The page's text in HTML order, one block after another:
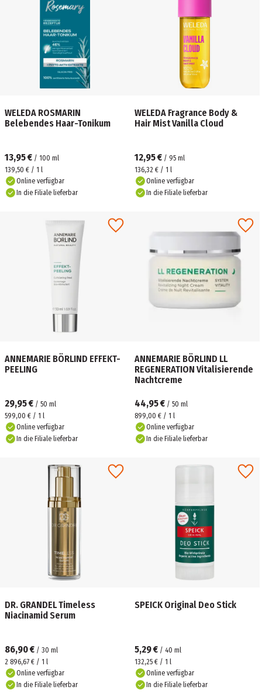
WELEDA ROSMARIN
Belebendes Haar-Tonikum
13,95 € / 100 ml
139,50 € / 1 l
Online verfügbar
In die Filiale lieferbar
WELEDA Fragrance Body &
Hair Mist Vanilla Cloud
12,95 € / 95 ml
136,32 € / 1 l
Online verfügbar
In die Filiale lieferbar
ANNEMARIE BÖRLIND EFFEKT-
PEELING
29,95 € / 50 ml
599,00 € / 1 l
Online verfügbar
In die Filiale lieferbar
ANNEMARIE BÖRLIND LL
REGENERATION Vitalisierende
Nachtcreme
44,95 € / 50 ml
899,00 € / 1 l
Online verfügbar
In die Filiale lieferbar
DR. GRANDEL Timeless
Niacinamid Serum
86,90 € / 30 ml
2 896,67 € / 1 l
Online verfügbar
In die Filiale lieferbar
SPEICK Original Deo Stick
5,29 € / 40 ml
132,25 € / 1 l
Online verfügbar
In die Filiale lieferbar